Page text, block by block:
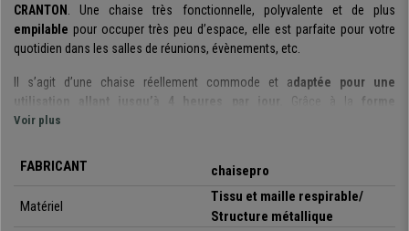
CRANTON . Une chaise très fonctionnelle, polyvalente et de plus
empilable pour occuper très peu d’espace, elle est parfaite pour votre
quotidien dans les salles de réunions, évènements, etc.
Il s’agit d’une chaise réellement commode et adaptée pour une
utilisation allant jusqu’à 4 heures par jour.
Grâce à la
forme
ergonomique du dossier
puisque vous ne noterez aucune fatigue car ses
vous aiderons à maintenir une posture optimale.
Elle estfabriquée avec des matériaux de première qualité
Voir plus
FABRICANT chaisepro
Matériel
Tissu et maille respirable/
Structure métallique